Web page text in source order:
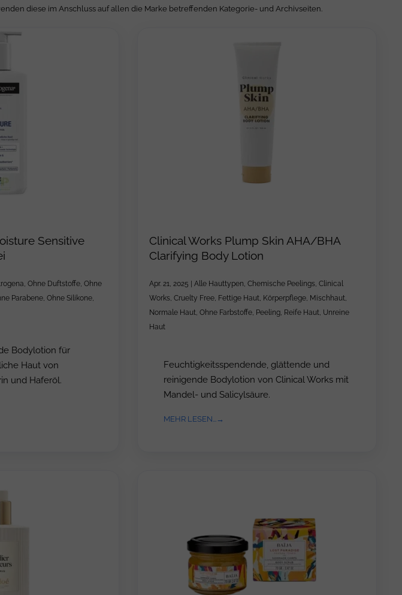
diese im Anschluss auf allen die Marke betreffenden Kategorie- und Archivseiten.
Sensitive
, Ohne Duftstoffe, Ohne
Parabene, Ohne Silikone,
Bodylotion für
Haut von
und Haferöl.
Clinical Works Plump Skin AHA/BHA
Clarifying Body Lotion
Apr. 21, 2025 Alle Hauttypen, Chemische Peelings, Clinical
Works, Cruelty Free, Fettige Haut, Körperpflege, Mischhaut,
Normale Haut, Ohne Farbstoffe, Peeling, Reife Haut, Unreine
Haut
Feuchtigkeitsspendende, glättende und
reinigende Bodylotion von Clinical Works mit
Mandel- und Salicylsäure.
MEHR LESEN...